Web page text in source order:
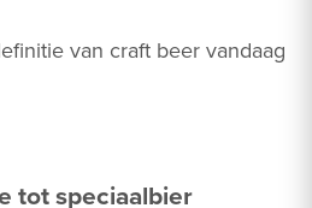
van craft beer vandaag
tot speciaalbier